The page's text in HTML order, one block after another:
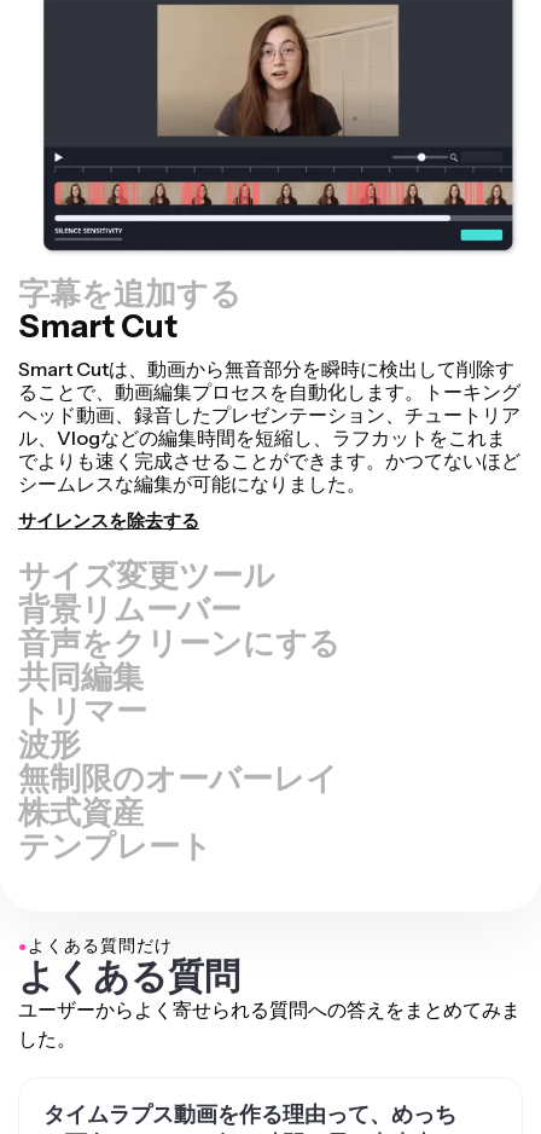
字幕を追加する
Smart Cut
サイズ変更ツール
サイズ変更キャンバス機能で、動画をより速く用途変更
し、よりプロフェッショナルに見せることができます！数
回クリックするだけで、1つの動画を、TikTok、
YouTube、Instagram、Twitter、Linkedinなど、他のあ
らゆるプラットフォームに適したサイズに調整することが
できます。
動画をサイズ変更する
背景リムーバー
音声をクリーンにする
共同編集
トリマー
波形
無制限のオーバーレイ
株式資産
テンプレート
●よくある質問だけ
よくある質問
ユーザーからよく寄せられる質問への答えをまとめてみま
した。
タイムラプス動画を作る理由って、めっち